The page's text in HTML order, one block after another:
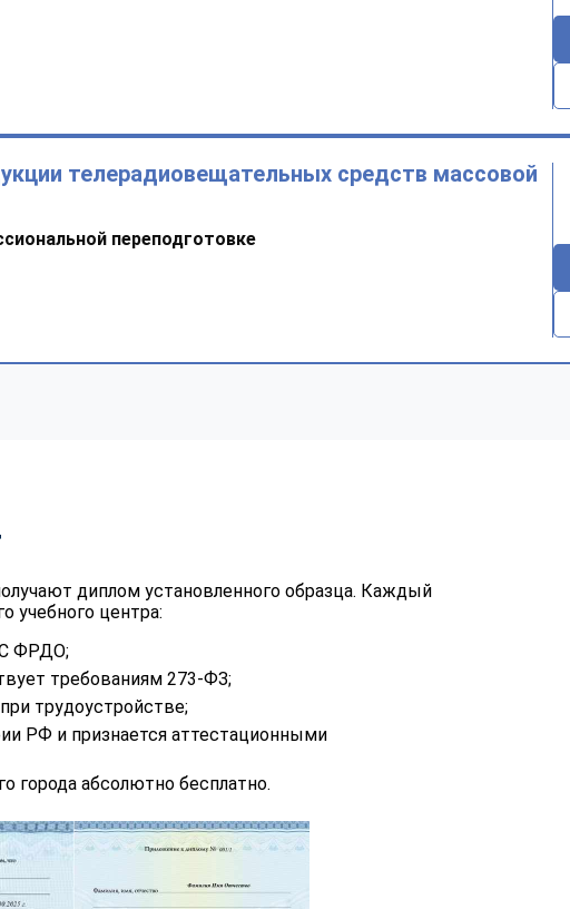
телерадиовещательных средств массовой
переподготовке
диплом установленного образца. Каждый
учебного центра:
ФРДО;
требованиям 273-ФЗ;
трудоустройстве;
РФ и признается аттестационными
города абсолютно бесплатно.